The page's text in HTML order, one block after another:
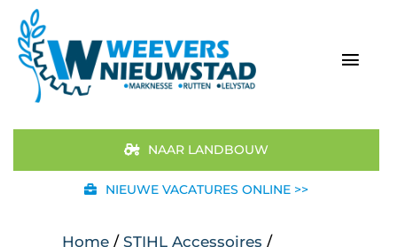
naar
inhoud
Aanbod
NAAR LANDBOUW
NIEUWE VACATURES ONLINE >>
Home / STIHL Accessoires /